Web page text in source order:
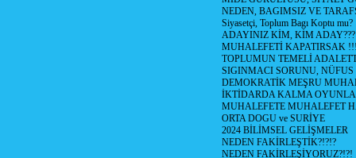
NEDEN, BAGIMSIZ VE
Siyasetçi, Toplum Bagı Koptu mu?
ADAYINIZ KİM, KİM ADAY???
MUHALEFETİ KAPATIRSAK
TOPLUMUN TEMELİ
SIGINMACI SORUNU,
DEMOKRATİK MEŞRU
İKTİDARDA KALMA
MUHALEFETE MUHALEFET
ORTA DOGU ve SURİYE
2024 BİLİMSEL GELİŞMELER
NEDEN FAKİRLEŞTİK?!?!?
NEDEN FAKİRLEŞİYORUZ?!?!